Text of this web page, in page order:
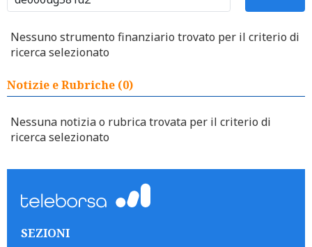
Nessuno strumento finanziario trovato per il criterio di
ricerca selezionato
Notizie e Rubriche (0)
Nessuna notizia o rubrica trovata per il criterio di
ricerca selezionato
SEZIONI